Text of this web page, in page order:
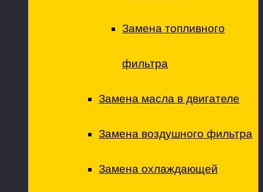
Замена топливного
фильтра
Замена масла в двигателе
Замена воздушного фильтра
Замена охлаждающей